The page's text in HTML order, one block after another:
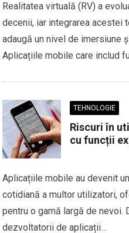
Realitatea virtuală (RV) a
decenii, iar integrarea acestei
adaugă un nivel de imersiune
Aplicațiile mobile care includ
TEHNOLOGIE
Riscuri în
cu funcții
Aplicațiile mobile au devenit
cotidiană a multor utilizatori,
pentru o gamă largă de nevoi.
dezvoltatorii de aplicații…